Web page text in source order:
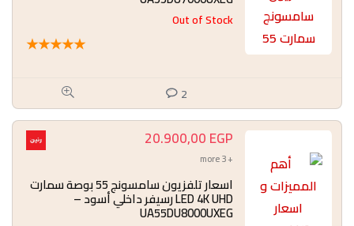
Out of Stock
★
★
★
★
★
2
20.900,00EGP
+ 3 more
اسعار تلفزيون سامسونج 55 بوصة سمارت
LED 4K UHD رسيفر داخلي أسود –
UA55DU8000UXEG